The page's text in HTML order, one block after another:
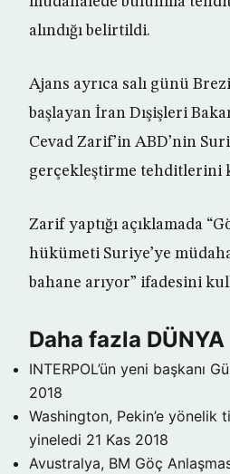
alındığı belirtildi.
Ajans ayrıca salı günü
başlayan İran Dışişleri
Cevad Zarif’in ABD’nin
gerçekleştirme tehditlerini
Zarif yaptığı açıklamada
hükümeti Suriye’ye
bahane arıyor” ifadesini
Daha fazla DÜNYA
INTERPOL’ün yeni başkanı
2018
Washington, Pekin’e yönelik
yineledi 21 Kas 2018
Avustralya, BM Göç